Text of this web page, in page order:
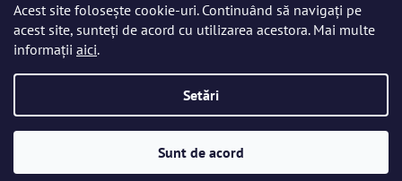
Acest site folosește cookie-uri. Continuând să navigați pe
acest site, sunteți de acord cu utilizarea acestora. Mai multe
informații aici.
Setări
Sunt de acord
Čeština Slovenčina English Deutsch Magyar
Język polski
Română Italiano Español Français
Português
Nederlands Українська Ελληνικά Svenska Dansk
Drepturi de autor 2026Bohemia Crystal Glass
drepturile rezervate.